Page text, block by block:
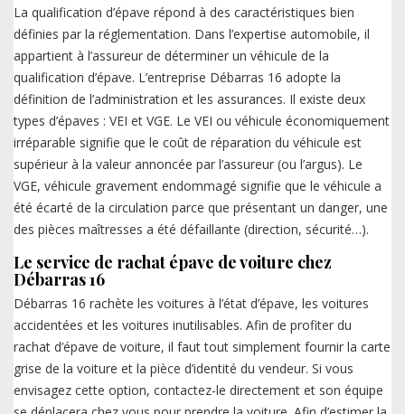
La qualification d’épave répond à des caractéristiques bien
définies par la réglementation. Dans l’expertise automobile, il
appartient à l’assureur de déterminer un véhicule de la
qualification d’épave. L’entreprise Débarras 16 adopte la
définition de l’administration et les assurances. Il existe deux
types d’épaves : VEI et VGE. Le VEI ou véhicule économiquement
irréparable signifie que le coût de réparation du véhicule est
supérieur à la valeur annoncée par l’assureur (ou l’argus). Le
VGE, véhicule gravement endommagé signifie que le véhicule a
été écarté de la circulation parce que présentant un danger, une
des pièces maîtresses a été défaillante (direction, sécurité…).
Le service de rachat épave de voiture chez
Débarras 16
Débarras 16 rachète les voitures à l’état d’épave, les voitures
accidentées et les voitures inutilisables. Afin de profiter du
rachat d’épave de voiture, il faut tout simplement fournir la carte
grise de la voiture et la pièce d’identité du vendeur. Si vous
envisagez cette option, contactez-le directement et son équipe